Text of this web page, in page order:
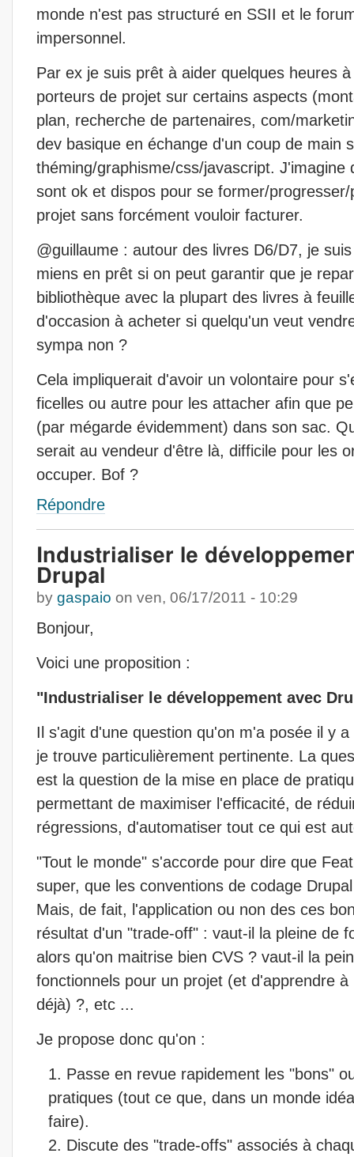
monde n'est pas structuré en SSII et le
impersonnel.
Par ex je suis prêt à aider quelques heures
porteurs de projet sur certains aspects
plan, recherche de partenaires, com/
dev basique en échange d'un coup de main
théming/graphisme/css/javascript. J'imagine
sont ok et dispos pour se former/
projet sans forcément vouloir facturer.
@guillaume : autour des livres D6/D7, je
miens en prêt si on peut garantir que je
bibliothèque avec la plupart des livres à
d'occasion à acheter si quelqu'un veut
sympa non ?
Cela impliquerait d'avoir un volontaire pour
ficelles ou autre pour les attacher afin que
(par mégarde évidemment) dans son sac.
serait au vendeur d'être là, difficile pour les
occuper. Bof ?
Répondre
Industrialiser le
Drupal
by gaspaio on ven, 06/17/2011 - 10:29
Bonjour,
Voici une proposition :
"Industrialiser le développement avec
Il s'agit d'une question qu'on m'a posée il y
je trouve particulièrement pertinente. La
est la question de la mise en place de
permettant de maximiser l'efficacité, de
régressions, d'automatiser tout ce qui est
"Tout le monde" s'accorde pour dire que
super, que les conventions de codage
Mais, de fait, l'application ou non des ces
résultat d'un "trade-off" : vaut-il la pleine de
alors qu'on maitrise bien CVS ? vaut-il la
fonctionnels pour un projet (et d'apprendre
déjà) ?, etc ...
Je propose donc qu'on :
Passe en revue rapidement les "bons"
pratiques (tout ce que, dans un monde
faire).
Discute des "trade-offs" associés à